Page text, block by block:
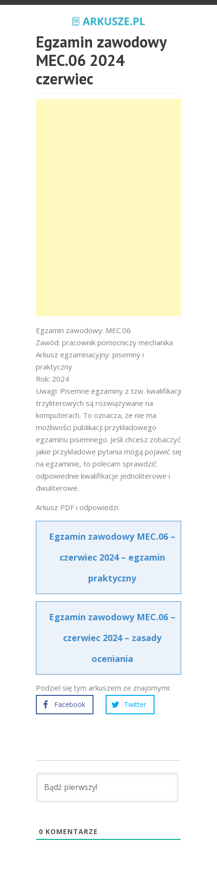
Egzamin zawodowy
MEC.06 2024
czerwiec
Egzamin zawodowy: MEC.06
Zawód: pracownik pomocniczy mechanika
Arkusz egzaminacyjny: pisemny i
praktyczny
Rok: 2024
Uwagi: Pisemne egzaminy z tzw. kwalifikacji
trzyliterowych są rozwiązywane na
komputerach. To oznacza, że nie ma
możliwości publikacji przykładowego
egzaminu pisemnego. Jeśli chcesz zobaczyć
jakie przykładowe pytania mogą pojawić się
na egzaminie, to polecam sprawdzić
odpowiednie kwalifikacje jednoliterowe i
dwuliterowe.
Arkusz PDF i odpowiedzi:
Egzamin zawodowy MEC.06 –
czerwiec 2024 – egzamin
praktyczny
Egzamin zawodowy MEC.06 –
czerwiec 2024 – zasady
oceniania
Podziel się tym arkuszem ze znajomymi:
Facebook Twitter
0 KOMENTARZE